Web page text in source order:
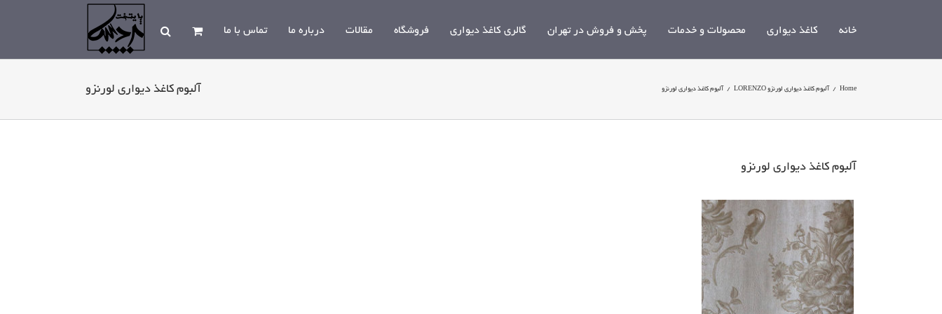
خانه کاغذ دیواری محصولات و خدمات پخش و فروش در تهران گالری کاغذ دیواری فروشگاه مقالات درباره ما تماس با ما
آلبوم کاغذ دیواری لورنزو Home
/ آلبوم کاغذ دیواری لورنزو LORENZO / آلبوم کاغذ دیواری لورنزو
آلبوم کاغذ دیواری لورنزو